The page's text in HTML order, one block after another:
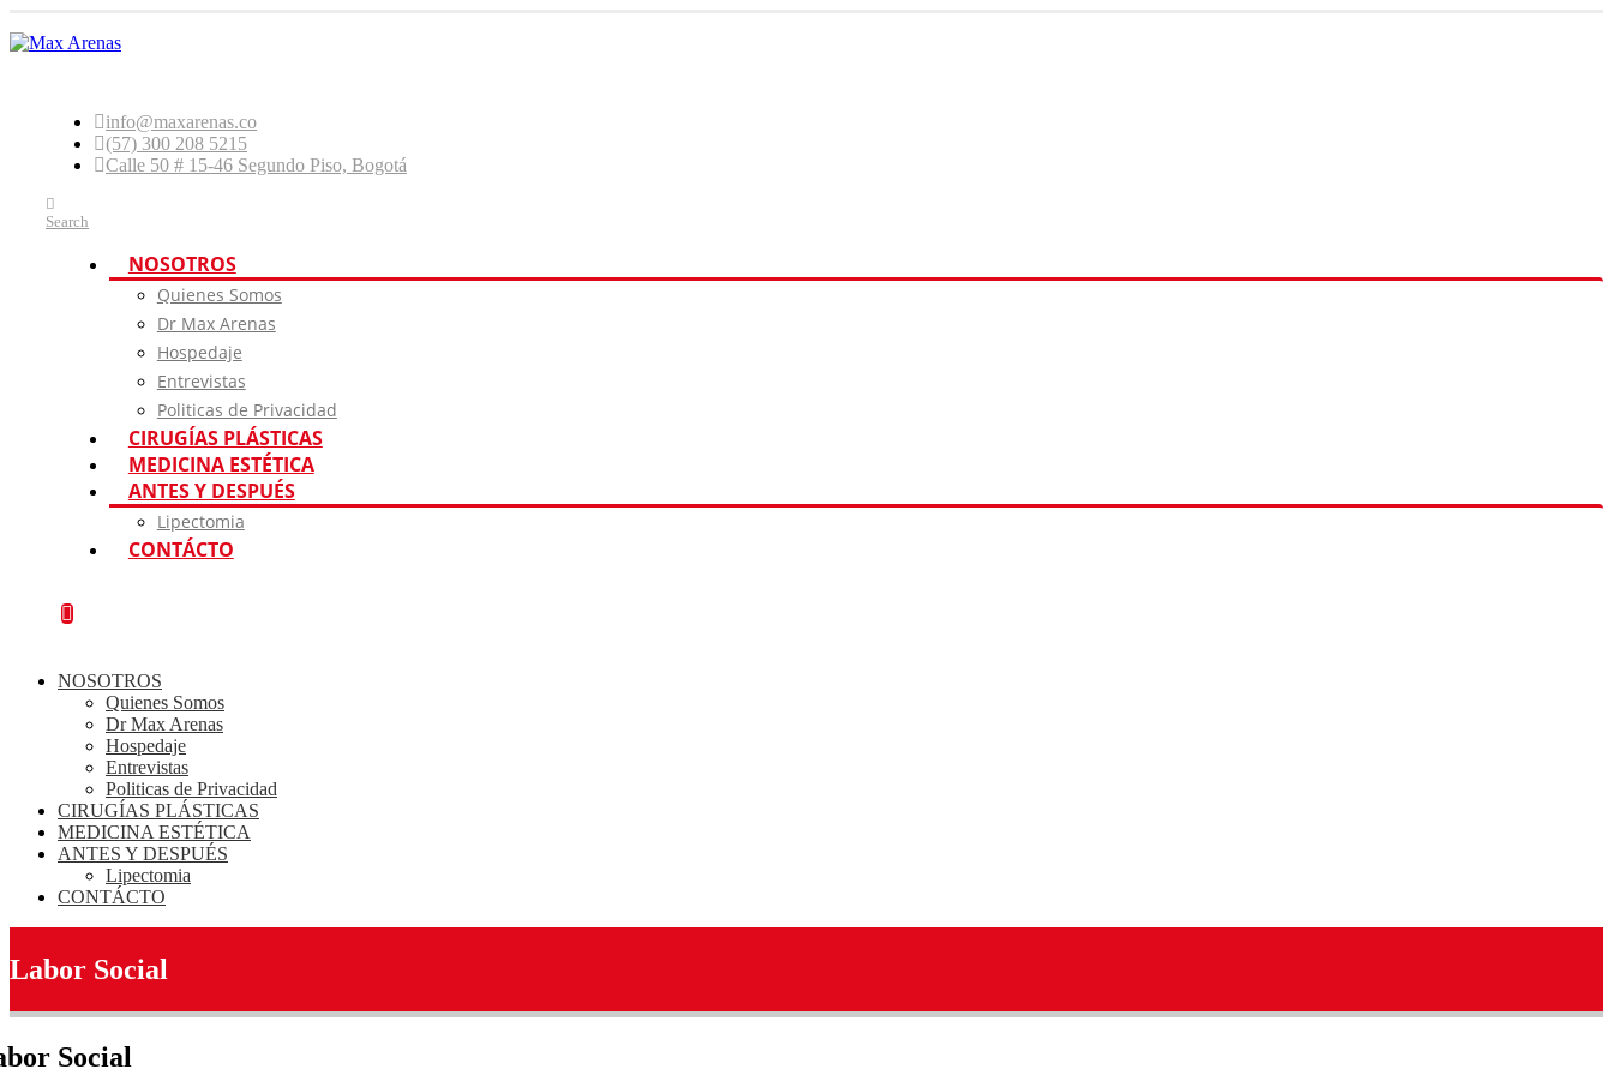
info@maxarenas.co
(57) 300 208 5215
Calle 50 # 15-46 Segundo Piso, Bogotá
Search
NOSOTROS
Quienes Somos
Dr Max Arenas
Hospedaje
Entrevistas
Politicas de Privacidad
CIRUGÍAS PLÁSTICAS
MEDICINA ESTÉTICA
ANTES Y DESPUÉS
Lipectomia
CONTÁCTO
NOSOTROS
Quienes Somos
Dr Max Arenas
Hospedaje
Entrevistas
Politicas de Privacidad
CIRUGÍAS PLÁSTICAS
MEDICINA ESTÉTICA
ANTES Y DESPUÉS
Lipectomia
CONTÁCTO
Labor Social
Social